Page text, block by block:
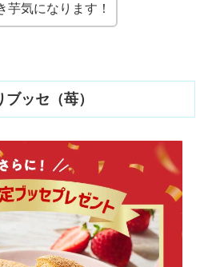
芋気になります！
ッセ（苺）